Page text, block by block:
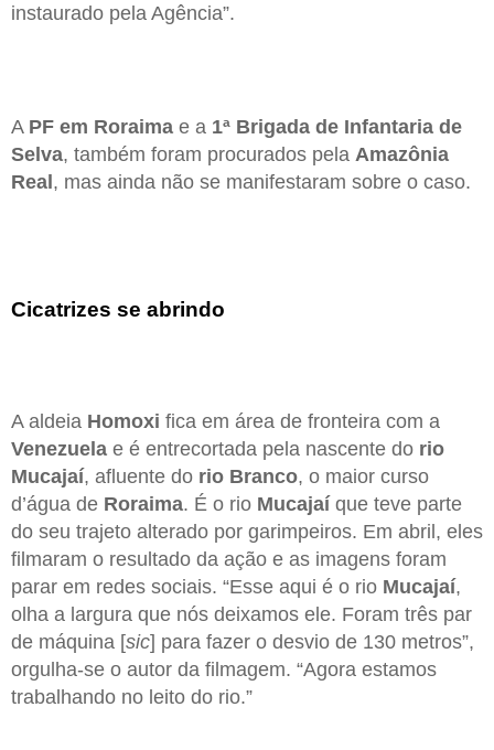
instaurado pela Agência”.
A PF em Roraima e a 1ª Brigada de Infantaria de
Selva, também foram procurados pela Amazônia
Real , mas ainda não se manifestaram sobre o caso.
Cicatrizes se abrindo
A aldeia Homoxi fica em área de fronteira com a
Venezuela e é entrecortada pela nascente do rio
Mucajaí, afluente do rio Branco, o maior curso
d’água de Roraima. É o rio Mucajaí que teve parte
do seu trajeto alterado por garimpeiros. Em abril, eles
filmaram o resultado da ação e as imagens foram
parar em redes sociais. “Esse aqui é o rio Mucajaí,
olha a largura que nós deixamos ele. Foram três par
de máquina [sic] para fazer o desvio de 130 metros”,
orgulha-se o autor da filmagem. “Agora estamos
trabalhando no leito do rio.”